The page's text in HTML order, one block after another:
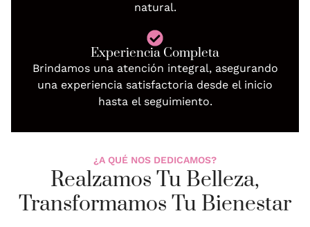
natural.
Experiencia Completa
Brindamos una atención integral, asegurando
una experiencia satisfactoria desde el inicio
hasta el seguimiento.
¿A QUÉ NOS DEDICAMOS?
Realzamos Tu Belleza,
Transformamos Tu Bienestar